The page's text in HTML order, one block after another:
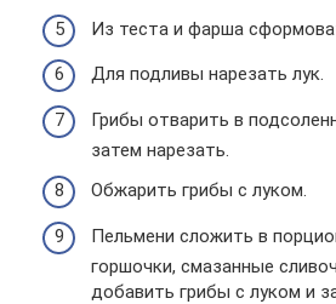
Из теста и фарша
Для подливы нарезать лук.
Грибы отварить в
затем нарезать.
Обжарить грибы с луком.
Пельмени сложить в
горшочки, смазанные
добавить грибы с луком и